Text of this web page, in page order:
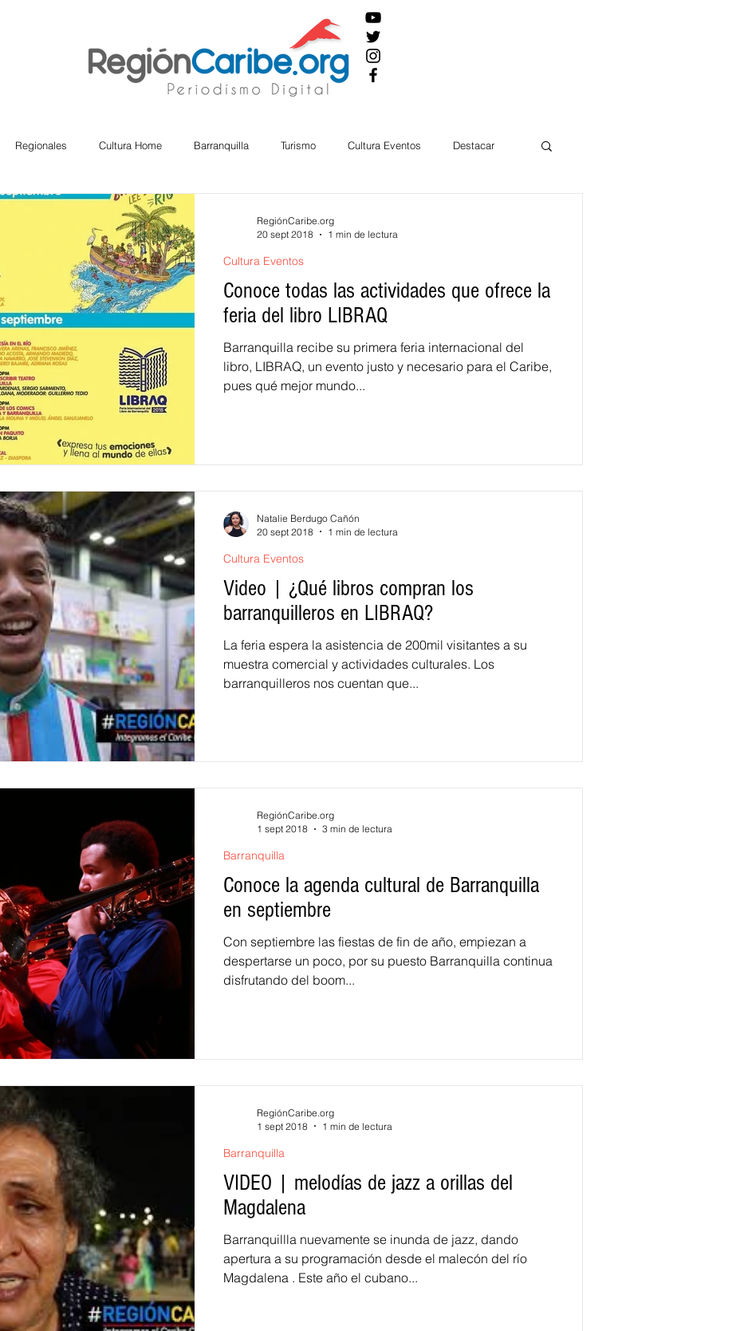
Regionales Cultura Home Barranquilla Turismo Cultura Eventos Destacar
English
Hermanos Mayores Economía
Conoce todas las actividades que ofrece la
feria del libro LIBRAQ
Barranquilla recibe su primera feria internacional del
libro, LIBRAQ, un evento justo y necesario para el Caribe,
pues qué mejor mundo...
Cultura Eventos
RegiónCaribe.org
20 sept 2018
1 min de lectura
Video | ¿Qué libros compran los
barranquilleros en LIBRAQ?
La feria espera la asistencia de 200mil visitantes a su
muestra comercial y actividades culturales. Los
barranquilleros nos cuentan que...
Cultura Eventos
Natalie Berdugo Cañón
20 sept 2018
1 min de lectura
Conoce la agenda cultural de Barranquilla
en septiembre
Con septiembre las fiestas de fin de año, empiezan a
despertarse un poco, por su puesto Barranquilla continua
disfrutando del boom...
Barranquilla
RegiónCaribe.org
1 sept 2018
3 min de lectura
VIDEO | melodías de jazz a orillas del
Magdalena
Barranquillla nuevamente se inunda de jazz, dando
apertura a su programación desde el malecón del río
Magdalena . Este año el cubano...
Barranquilla
RegiónCaribe.org
1 sept 2018
1 min de lectura